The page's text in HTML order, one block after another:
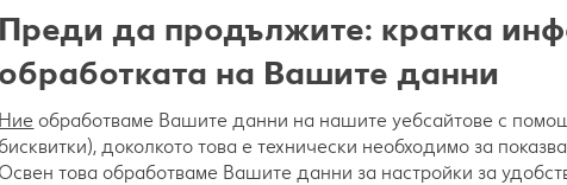
Преди да продължите: кратка
обработката на Вашите данни
Ние обработваме Вашите данни на нашите уебсайтове с
доколкото това е технически необходимо за
Освен това обработваме Вашите данни за настройки за